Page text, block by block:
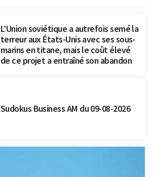
L’Union soviétique a autrefois semé la
terreur aux États-Unis avec ses sous-
marins en titane, mais le coût élevé
de ce projet a entraîné son abandon
Sudokus Business AM du 09-08-2026